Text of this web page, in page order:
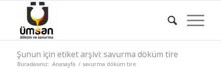
Şunun için etiket arşivi: savurma döküm tire
Buradasınız: Anasayfa / savurma döküm tire